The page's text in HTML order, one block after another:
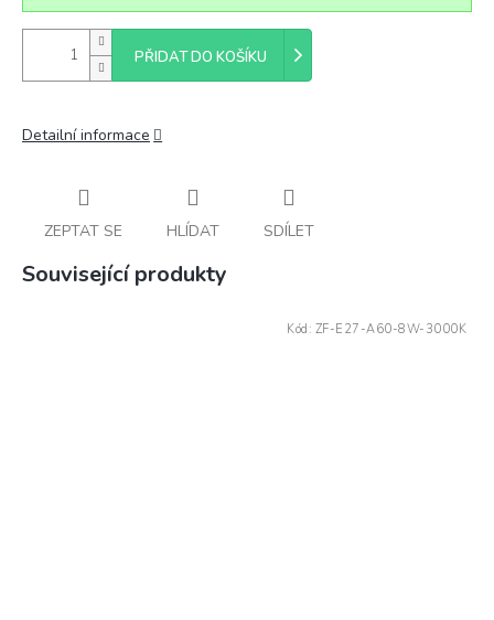
PŘIDAT DO KOŠÍKU
Detailní informace
ZEPTAT SE HLÍDAT SDÍLET
Související produkty
Kód: ZF-E27-A60-8W-3000K